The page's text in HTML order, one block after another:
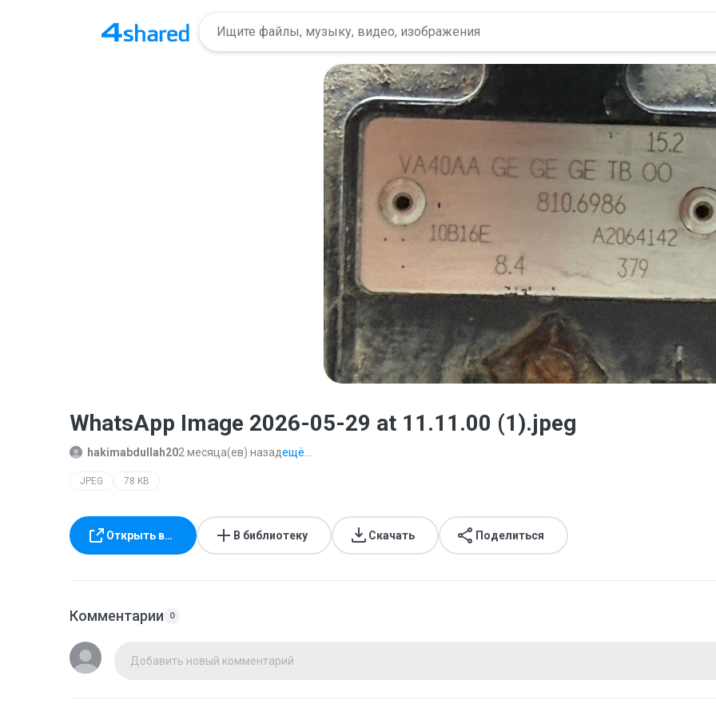
WhatsApp Image 2026-05-29 at 11.11.00 (1).jpeg
hakimabdullah202 месяца(ев) назадещё...
JPEG 78 KB
Открыть в… В библиотеку Скачать Поделиться
Комментарии 0
Добавить новый комментарий